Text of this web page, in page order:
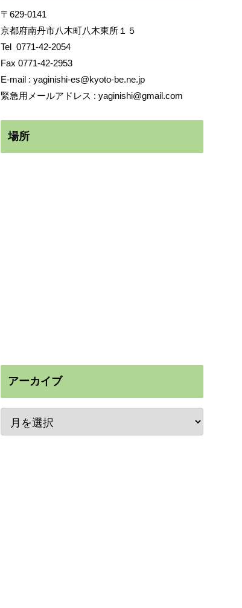
〒629-0141
京都府南丹市八木町八木東所１５
Tel 0771-42-2054
Fax 0771-42-2953
E-mail : yaginishi-es@kyoto-be.ne.jp
緊急用メールアドレス : yaginishi@gmail.com
場所
アーカイブ